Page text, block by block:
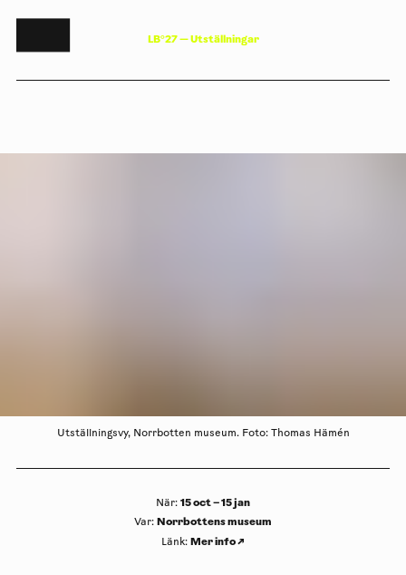
LB°27—Utställningar
Utställningsvy, Norrbotten museum. Foto: Thomas Hämén
När: 15 oct – 15 jan
Var: Norrbottens museum
Länk: Mer info↗